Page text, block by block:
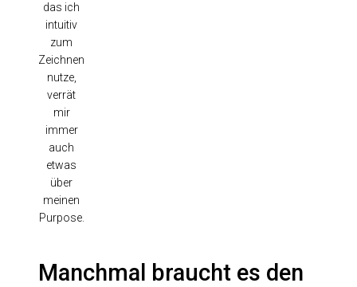
das ich
intuitiv
zum
Zeichnen
nutze,
verrät
mir
immer
auch
etwas
über
meinen
Purpose.
Manchmal braucht es den